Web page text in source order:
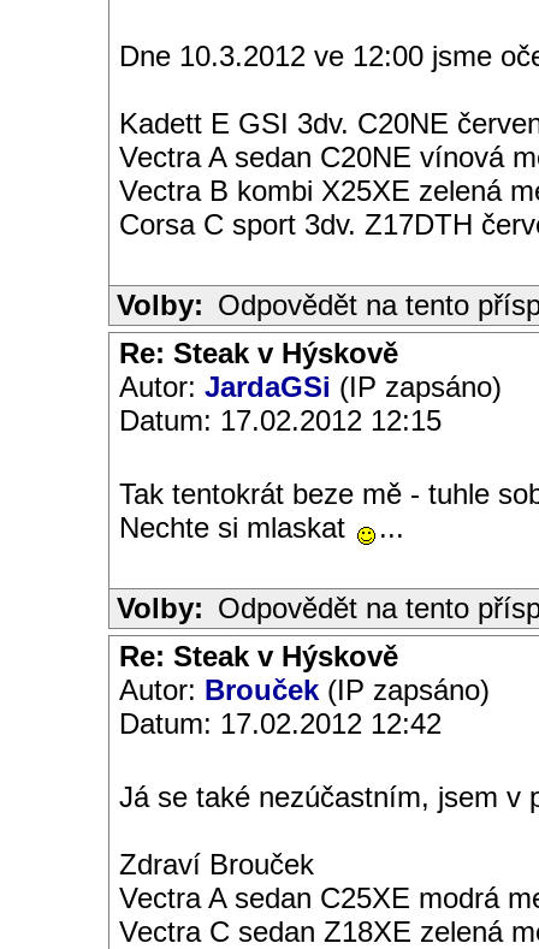
Dne 10.3.2012 ve 12:00 jsme
Kadett E GSI 3dv. C20NE
Vectra A sedan C20NE vínová
Vectra B kombi X25XE zelená
Corsa C sport 3dv. Z17DTH
Volby: Odpovědět na tento
Re: Steak v Hýskově
Autor: JardaGSi (IP zapsáno)
Datum: 17.02.2012 12:15
Tak tentokrát beze mě - tuhle
Nechte si mlaskat
...
Volby: Odpovědět na tento
Re: Steak v Hýskově
Autor: Brouček (IP zapsáno)
Datum: 17.02.2012 12:42
Já se také nezúčastním, jsem v
Zdraví Brouček
Vectra A sedan C25XE modrá
Vectra C sedan Z18XE zelená